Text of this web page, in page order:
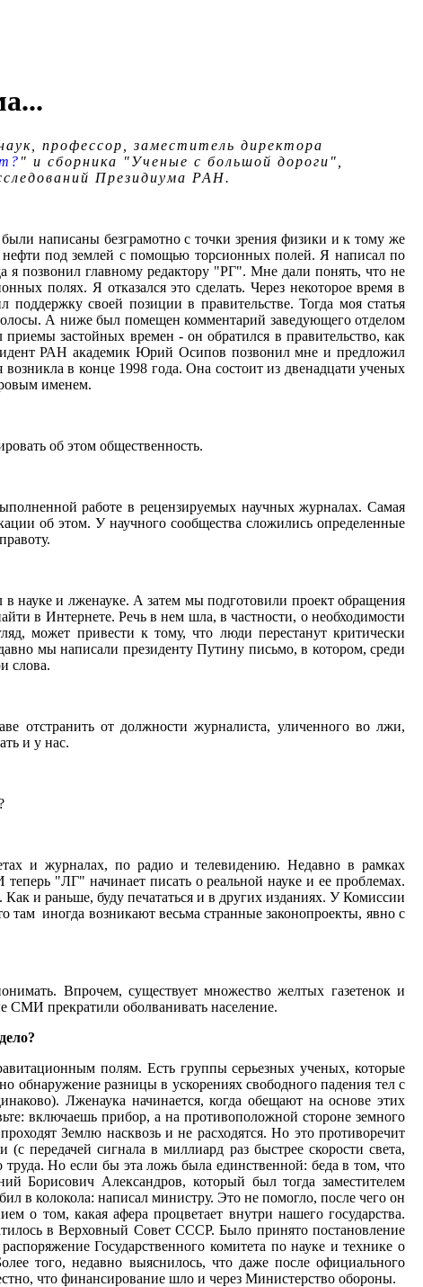
профессор, заместитель директора
" и сборника "Ученые с большой дороги",
Президиума РАН.
написаны безграмотно с точки зрения физики и к тому же
нефти под землей с помощью торсионных полей. Я написал по
я позвонил главному редактору "РГ". Мне дали понять, что не
полях. Я отказался это сделать. Через некоторое время в
своей позиции в правительстве. Тогда моя статья
А ниже был помещен комментарий заведующего отделом
застойных времен - он обратился в правительство, как
РАН академик Юрий Осипов позвонил мне и предложил
в конце 1998 года. Она состоит из двенадцати ученых
именем.
об этом общественность.
работе в рецензируемых научных журналах. Самая
об этом. У научного сообщества сложились определенные
науке и лженауке. А затем мы подготовили проект обращения
в Интернете. Речь в нем шла, в частности, о необходимости
может привести к тому, что люди перестанут критически
мы написали президенту Путину письмо, в котором, среди
слова.
отстранить от должности журналиста, уличенного во лжи,
и у нас.
и журналах, по радио и телевидению. Недавно в рамках
"ЛГ" начинает писать о реальной науке и ее проблемах.
и раньше, буду печататься и в других изданиях. У Комиссии
там иногда возникают весьма странные законопроекты, явно с
Впрочем, существует множество желтых газетенок и
СМИ прекратили оболванивать население.
полям. Есть группы серьезных ученых, которые
разницы в ускорениях свободного падения тел с
Лженаука начинается, когда обещают на основе этих
включаешь прибор, а на противоположной стороне земного
Землю насквозь и не расходятся. Но это противоречит
передачей сигнала в миллиард раз быстрее скорости света,
Но если бы эта ложь была единственной: беда в том, что
Борисович Александров, который был тогда заместителем
в колокола: написал министру. Это не помогло, после чего он
том, какая афера процветает внутри нашего государства.
в Верховный Совет СССР. Было принято постановление
Государственного комитета по науке и технике о
того, недавно выяснилось, что даже после официального
что финансирование шло и через Министерство обороны.